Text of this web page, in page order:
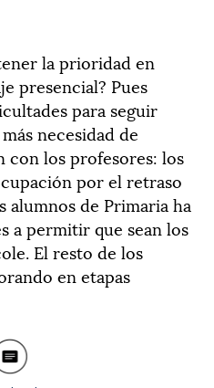
la prioridad en
presencial? Pues
para seguir
necesidad de
con los profesores: los
por el retraso
alumnos de Primaria ha
a permitir que sean los
El resto de los
en etapas